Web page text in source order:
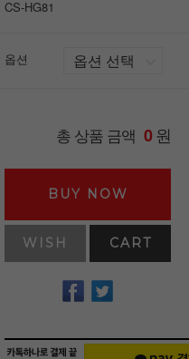
CS-HG81
옵션
총 상품 금액 0원
BUY NOW
WISH CART